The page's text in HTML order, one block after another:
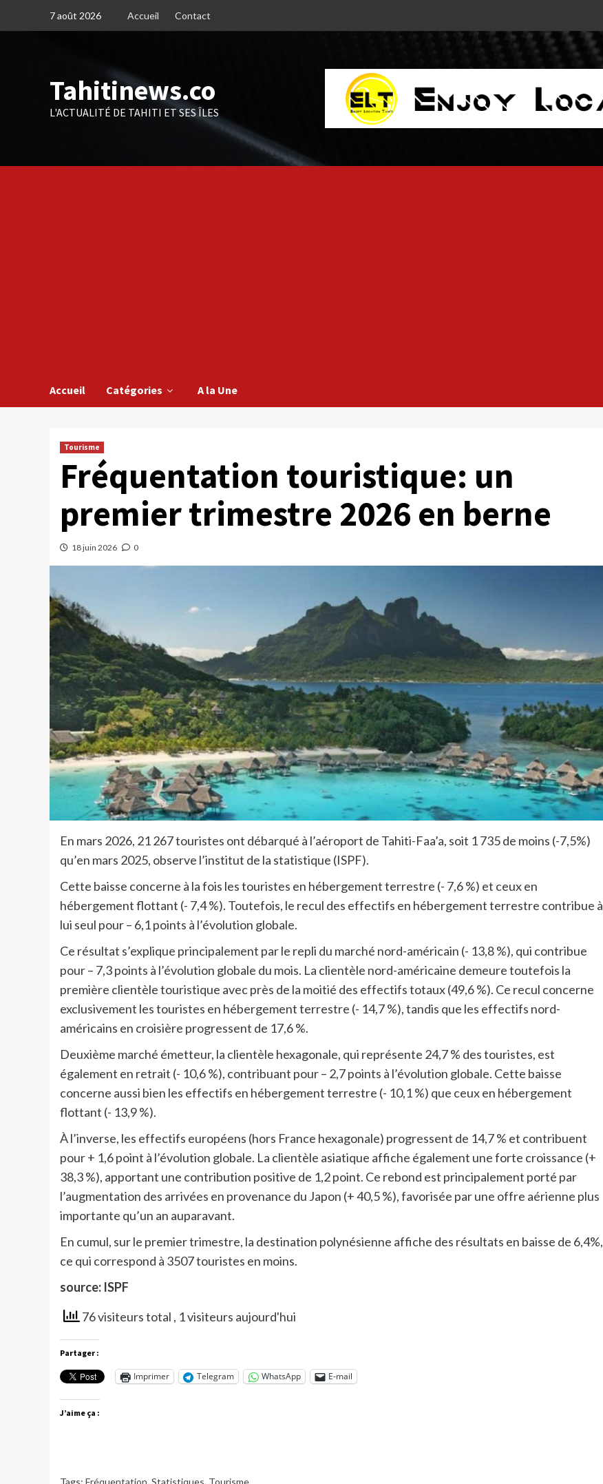
7 août 2026 Accueil Contact
Tahitinews.co
L'ACTUALITÉ DE TAHITI ET SES ÎLES
Accueil Catégories A la Une
Tourisme
Fréquentation touristique: un
premier trimestre 2026 en berne
18 juin 2026 0
En mars 2026, 21 267 touristes ont débarqué à l’aéroport de Tahiti-Faa’a, soit 1 735 de moins (-7,5%)
qu’en mars 2025, observe l’institut de la statistique (ISPF).
Cette baisse concerne à la fois les touristes en hébergement terrestre (- 7,6 %) et ceux en
hébergement flottant (- 7,4 %). Toutefois, le recul des effectifs en hébergement terrestre contribue à
lui seul pour – 6,1 points à l’évolution globale.
Ce résultat s’explique principalement par le repli du marché nord-américain (- 13,8 %), qui contribue
pour – 7,3 points à l’évolution globale du mois. La clientèle nord-américaine demeure toutefois la
première clientèle touristique avec près de la moitié des effectifs totaux (49,6 %). Ce recul concerne
exclusivement les touristes en hébergement terrestre (- 14,7 %), tandis que les effectifs nord-
américains en croisière progressent de 17,6 %.
Deuxième marché émetteur, la clientèle hexagonale, qui représente 24,7 % des touristes, est
également en retrait (- 10,6 %), contribuant pour – 2,7 points à l’évolution globale. Cette baisse
concerne aussi bien les effectifs en hébergement terrestre (- 10,1 %) que ceux en hébergement
flottant (- 13,9 %).
À l’inverse, les effectifs européens (hors France hexagonale) progressent de 14,7 % et contribuent
pour + 1,6 point à l’évolution globale. La clientèle asiatique affiche également une forte croissance (+
38,3 %), apportant une contribution positive de 1,2 point. Ce rebond est principalement porté par
l’augmentation des arrivées en provenance du Japon (+ 40,5 %), favorisée par une offre aérienne plus
importante qu’un an auparavant.
En cumul, sur le premier trimestre, la destination polynésienne affiche des résultats en baisse de 6,4%,
ce qui correspond à 3507 touristes en moins.
source: ISPF
76 visiteurs total , 1 visiteurs aujourd'hui
Partager :
Imprimer Telegram WhatsApp E-mail
J’aime ça :
Tags: Fréquentation, Statistiques, Tourisme